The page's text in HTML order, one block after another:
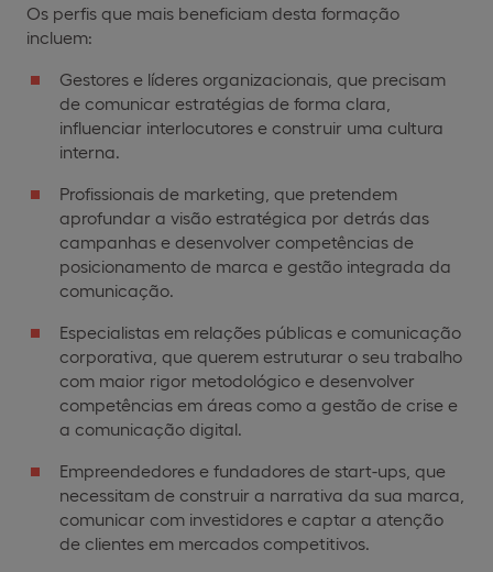
Os perfis que mais beneficiam desta formação
incluem:
Gestores e líderes organizacionais, que precisam
de comunicar estratégias de forma clara,
influenciar interlocutores e construir uma cultura
interna.
Profissionais de marketing, que pretendem
aprofundar a visão estratégica por detrás das
campanhas e desenvolver competências de
posicionamento de marca e gestão integrada da
comunicação.
Especialistas em relações públicas e comunicação
corporativa, que querem estruturar o seu trabalho
com maior rigor metodológico e desenvolver
competências em áreas como a gestão de crise e
a comunicação digital.
Empreendedores e fundadores de start-ups, que
necessitam de construir a narrativa da sua marca,
comunicar com investidores e captar a atenção
de clientes em mercados competitivos.